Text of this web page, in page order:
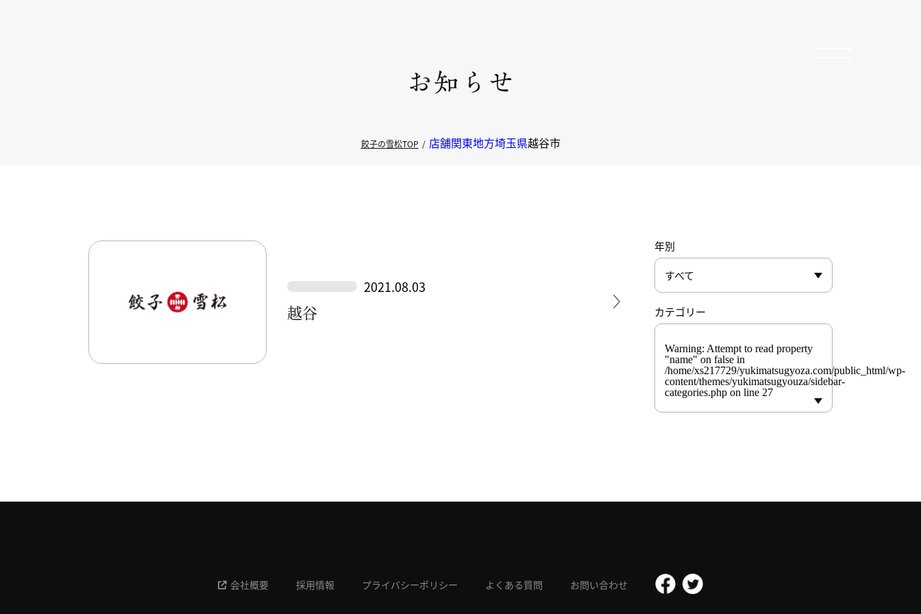
餃子の雪松TOP 店舗関東地方埼玉県越谷市
年別
すべて
カテゴリー
Warning: Attempt to read property
"name" on false in
/home/xs217729/yukimatsugyoza.com/public_html/wp-
content/themes/yukimatsugyouza/sidebar-
categories.php on line 27
2021.08.03
越谷
会社概要 採用情報 プライバシーポリシー よくある質問 お問い合わせ